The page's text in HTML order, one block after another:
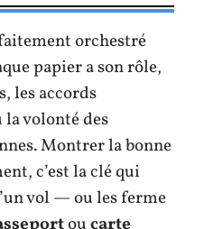
orchestré
papier a son rôle,
les accords
volonté des
Montrer la bonne
c’est la clé qui
vol — ou les ferme
oucarte